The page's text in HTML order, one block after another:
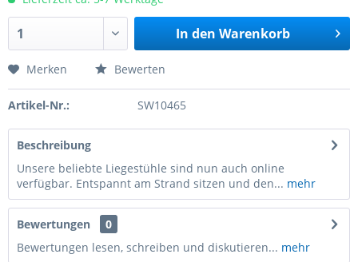
In den Warenkorb
Merken Bewerten
Artikel-Nr.: SW10465
Beschreibung
Unsere beliebte Liegestühle sind nun auch online
verfügbar. Entspannt am Strand sitzen und den... mehr
Bewertungen
0
Bewertungen lesen, schreiben und diskutieren... mehr